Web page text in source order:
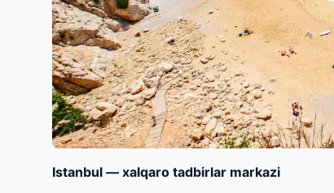
Istanbul — xalqaro tadbirlar markazi